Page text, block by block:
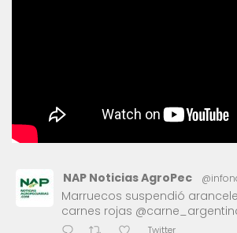
NAP Noticias AgroPec
Marruecos suspendió
carnes rojas
Twitter